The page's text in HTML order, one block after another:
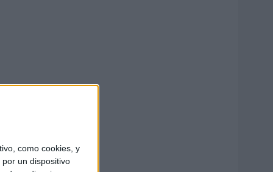
como cookies, y
un dispositivo